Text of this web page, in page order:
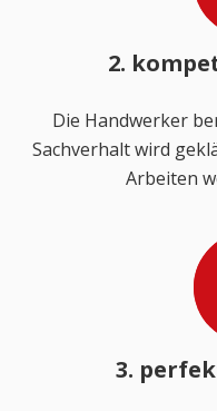
2.
Die Handwerker
Sachverhalt wird
Arbeiten
3.